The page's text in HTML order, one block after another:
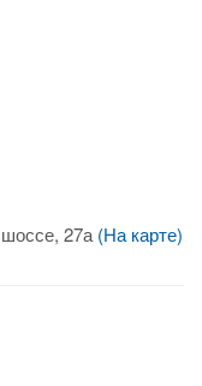
27а (На карте)